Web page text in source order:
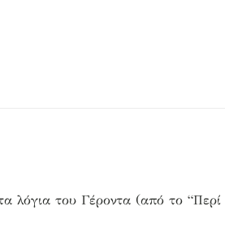
λόγια του Γέροντα (από το